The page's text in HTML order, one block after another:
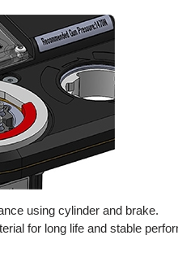
using cylinder and brake.
for long life and stable